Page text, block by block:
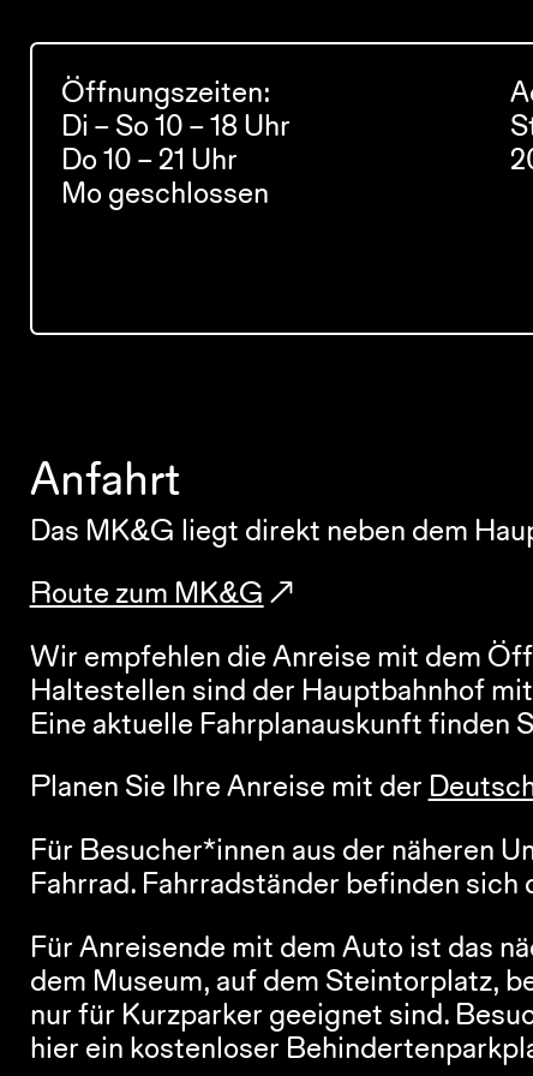
Öffnungszeiten:
Di – So 10 – 18 Uhr
Do 10 – 21 Uhr
Mo geschlossen
Anfahrt
Das MK&G liegt direkt neben dem
Route zum MK&G
Wir empfehlen die Anreise mit dem
Haltestellen sind der Hauptbahnhof
Eine aktuelle Fahrplanauskunft finden
Planen Sie Ihre Anreise mit der
Für Besucher*innen aus der näheren
Fahrrad. Fahrradständer befinden sich
Für Anreisende mit dem Auto ist das
dem Museum, auf dem Steintorplatz,
nur für Kurzparker geeignet sind.
hier ein kostenloser